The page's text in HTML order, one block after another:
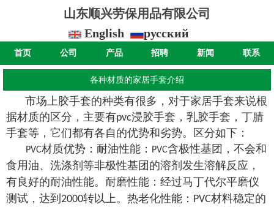
山东顺兴劳保用品有限公司
English
русский
首页 公司 产品 招聘 新闻 联系
各种材质的家居手套介绍
市场上胶手套的种类有很多，对于家居手套来说根
据材质的区分，主要有pvc浸胶手套，乳胶手套，丁腈
手套等，它们都有各自的优势和劣势。区分如下：
PVC材质优势 ： 耐油性能： PVC含极性基团，不会和
食用油、洗涤剂等非极性基团的溶剂发生溶解反应，
有良好的耐油性能。耐磨性能：经过马丁代尔平磨仪
测试，达到 2000转以上。热老化性能： PVC材料稳定的